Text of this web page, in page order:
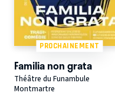
PROCHAINEMENT
Familia non grata
Théâtre du Funambule
Montmartre